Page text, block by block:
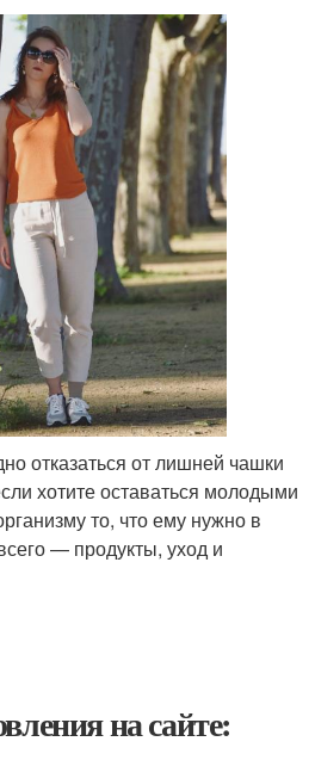
отказаться от лишней чашки
хотите оставаться молодыми
то, что ему нужно в
— продукты, уход и
на сайте: